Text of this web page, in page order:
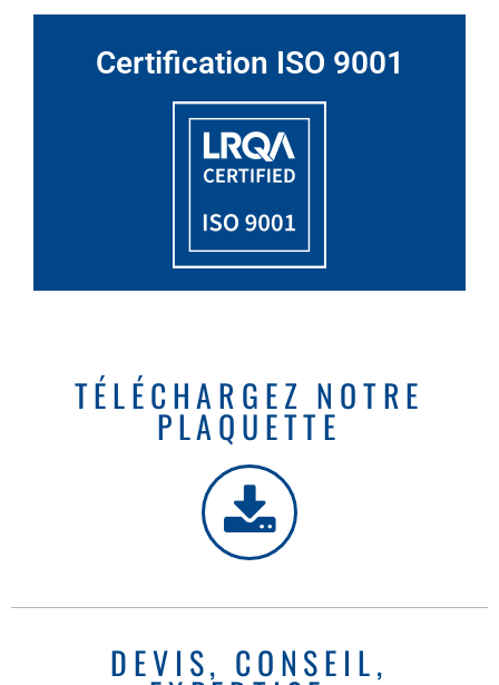
Certification ISO 9001
TÉLÉCHARGEZ NOTRE
PLAQUETTE
DEVIS, CONSEIL,